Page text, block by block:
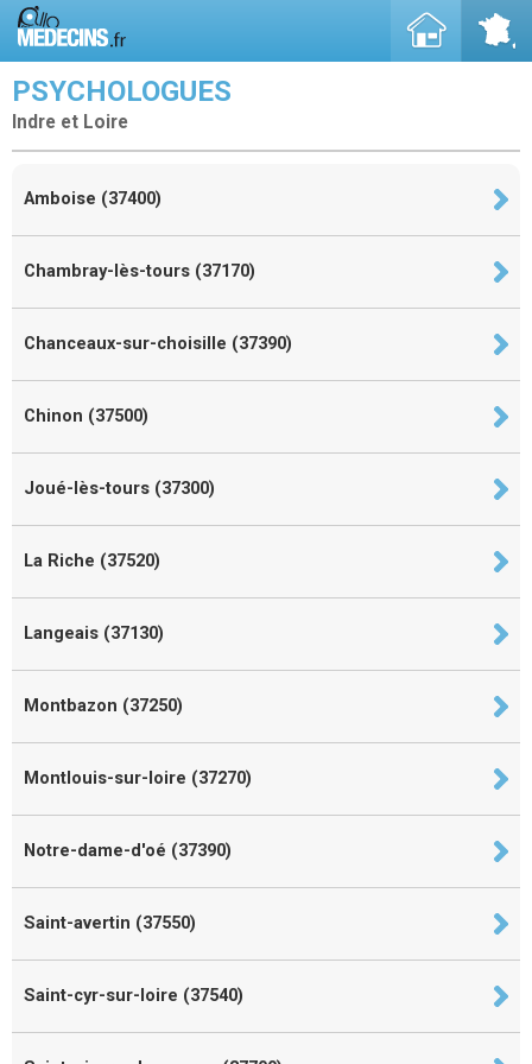
PSYCHOLOGUES
Indre et Loire
Amboise (37400)
Chambray-lès-tours (37170)
Chanceaux-sur-choisille (37390)
Chinon (37500)
Joué-lès-tours (37300)
La Riche (37520)
Langeais (37130)
Montbazon (37250)
Montlouis-sur-loire (37270)
Notre-dame-d'oé (37390)
Saint-avertin (37550)
Saint-cyr-sur-loire (37540)